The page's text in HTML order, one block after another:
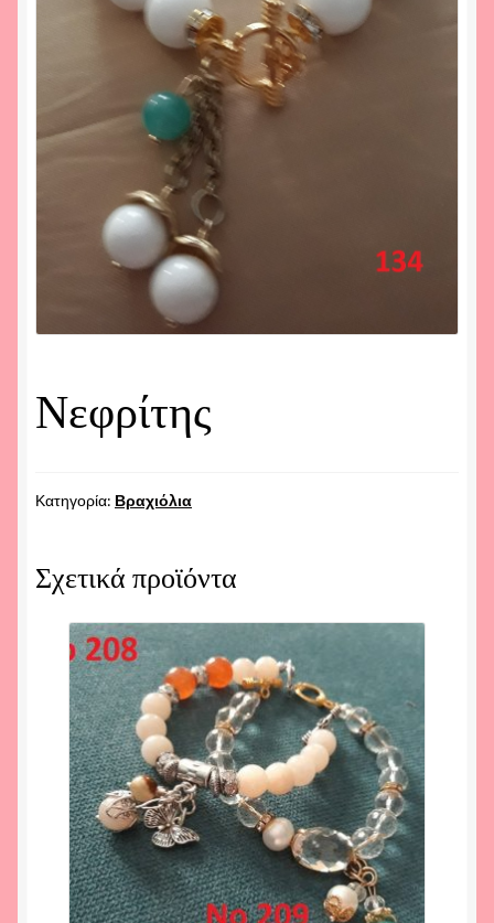
Νεφρίτης
Κατηγορία: Βραχιόλια
Σχετικά προϊόντα